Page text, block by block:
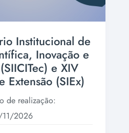
Institucional de
Inovação e
e XIV
Extensão (SIEx)
de realização:
11/2026